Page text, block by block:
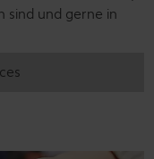
sind und gerne in